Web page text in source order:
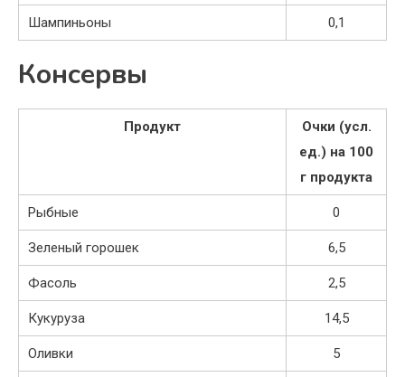
Шампиньоны 0,1
Консервы
Продукт
Очки (усл.
ед.) на 100
г продукта
Рыбные 0
Зеленый горошек 6,5
Фасоль 2,5
Кукуруза 14,5
Оливки 5